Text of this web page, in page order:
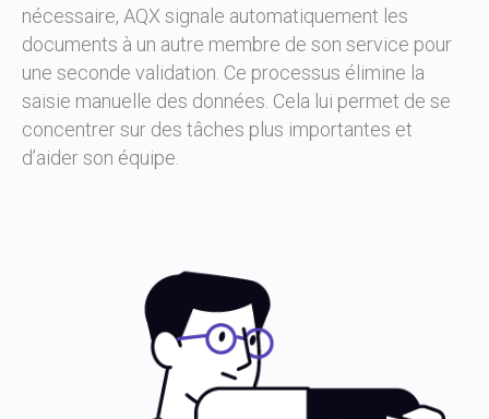
nécessaire, AQX signale automatiquement les
documents à un autre membre de son service pour
une seconde validation. Ce processus élimine la
saisie manuelle des données. Cela lui permet de se
concentrer sur des tâches plus importantes et
d’aider son équipe.